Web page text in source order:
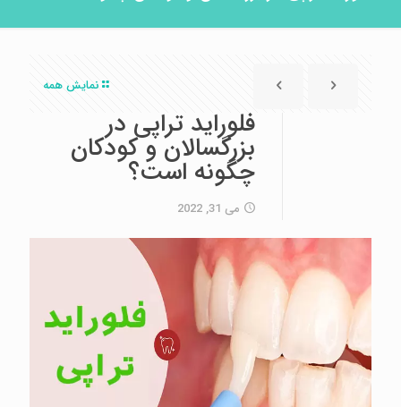
نمایش همه
فلوراید تراپی در
بزرگسالان و کودکان
چگونه است؟
می 31, 2022